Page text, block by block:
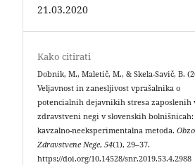
21.03.2020
Kako citirati
Dobnik, M., Maletič, M., & Skela-Savič, B.
Veljavnost in zanesljivost vprašalnika o
potencialnih dejavnikih stresa zaposlenih
zdravstveni negi v slovenskih bolnišnicah:
kavzalno-neeksperimentalna metoda.
Zdravstvene Nege,54(1), 29–37.
https://doi.org/10.14528/snr.2019.53.4.2988